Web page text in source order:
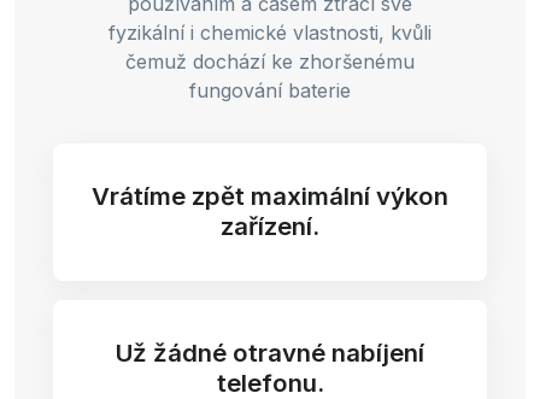
fyzikální i chemické vlastnosti, kvůli
čemuž dochází ke zhoršenému
fungování baterie
Vrátíme zpět maximální výkon
zařízení.
Už žádné otravné nabíjení
telefonu.